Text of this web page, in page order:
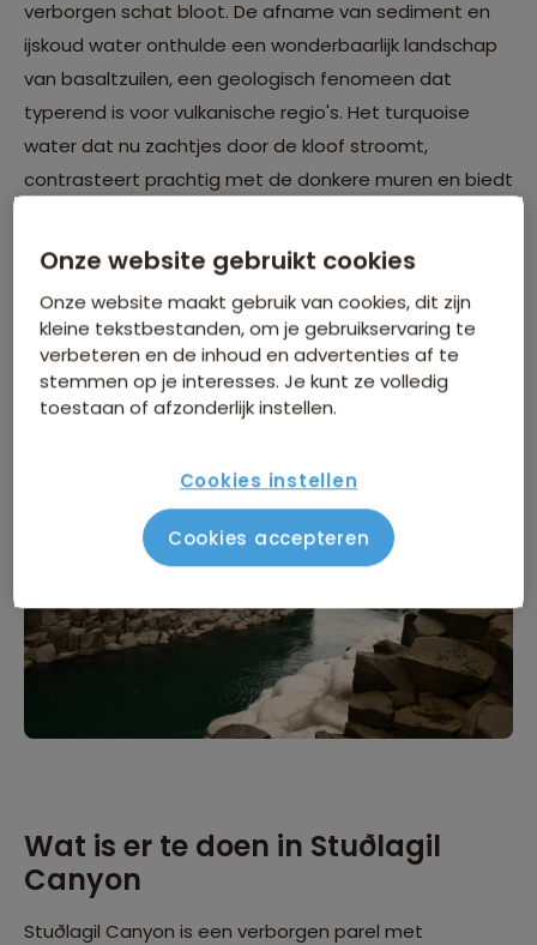
verborgen schat bloot. De afname van sediment en
ijskoud water onthulde een wonderbaarlijk landschap
van basaltzuilen, een geologisch fenomeen dat
typerend is voor vulkanische regio's. Het turquoise
water dat nu zachtjes door de kloof stroomt,
contrasteert prachtig met de donkere muren en biedt
alleen bekend was bij lokale inwoners. De
herontdekking van Stuðlagil Canyon heeft geleid tot
een toename van toerisme naar dit afgelegen
gedeelte van IJsland, omdat bezoekers getuige willen
zijn van de unieke natuurlijke omgeving.
Wat is er te doen in Stuðlagil
Canyon
Stuðlagil Canyon is een verborgen parel met
Onze website gebruikt cookies
Onze website maakt gebruik van cookies, dit zijn
kleine tekstbestanden, om je gebruikservaring te
verbeteren en de inhoud en advertenties af te
stemmen op je interesses. Je kunt ze volledig
toestaan of afzonderlijk instellen.
Cookies instellen
Cookies accepteren